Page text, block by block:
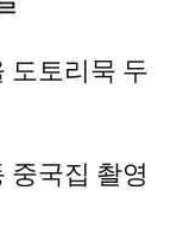
도토리묵 두
중국집 촬영